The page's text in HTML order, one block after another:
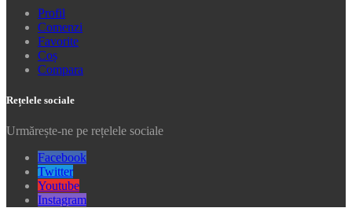
Profil
Comenzi
Favorite
Coș
Compara
Rețelele sociale
Urmărește-ne pe rețelele sociale
Facebook
Twitter
Youtube
Instagram